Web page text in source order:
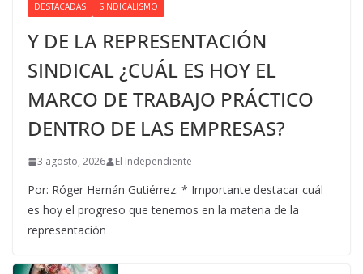
DESTACADAS SINDICALISMO
Y DE LA REPRESENTACIÓN
SINDICAL ¿CUÁL ES HOY EL
MARCO DE TRABAJO PRÁCTICO
DENTRO DE LAS EMPRESAS?
3 agosto, 2026 El Independiente
Por: Róger Hernán Gutiérrez. * Importante destacar cuál
es hoy el progreso que tenemos en la materia de la
representación